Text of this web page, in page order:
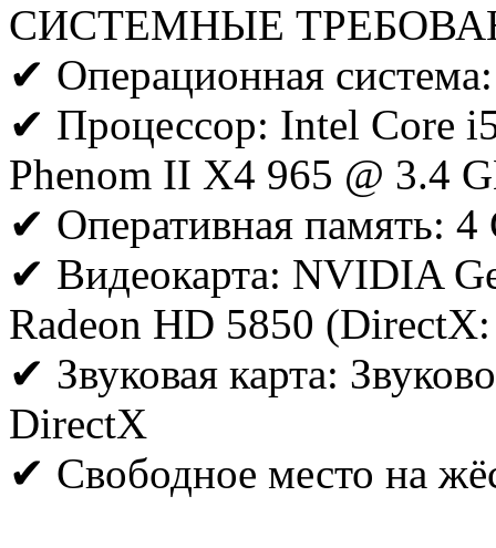
СИСТЕМНЫЕ
✔ Операционная
✔ Процессор: Intel Core
Phenom II X4 965 @ 3.4
✔ Оперативная память:
✔ Видеокарта: NVIDIA
Radeon HD 5850
✔ Звуковая карта:
DirectX
✔ Свободное место на